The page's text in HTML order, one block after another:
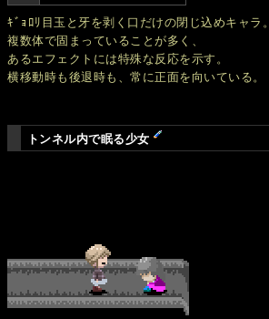
ｷﾞｮﾛﾘ目玉と牙を剥く口だけの閉じ込めキャラ。
複数体で固まっていることが多く、
あるエフェクトには特殊な反応を示す。
横移動時も後退時も、常に正面を向いている。
トンネル内で眠る少女